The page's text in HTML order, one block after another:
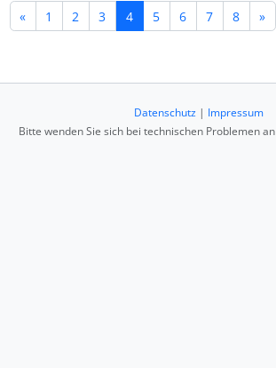
« 1 2 3 4 5 6 7 8 »
Datenschutz | Impressum
Bitte wenden Sie sich bei technischen Problemen an